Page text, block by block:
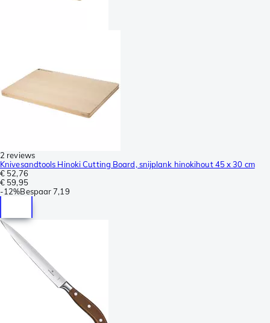
2 reviews
Knivesandtools Hinoki Cutting Board, snijplank hinokihout 45 x 30 cm
€ 52,76
€ 59,95
-12%Bespaar 7,19